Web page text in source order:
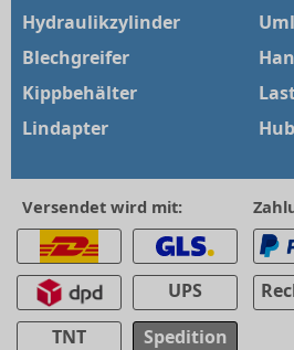
Hydraulikzylinder
Blechgreifer
Kippbehälter
Lindapter
Versendet wird mit:
UPS
TNT
Spedition